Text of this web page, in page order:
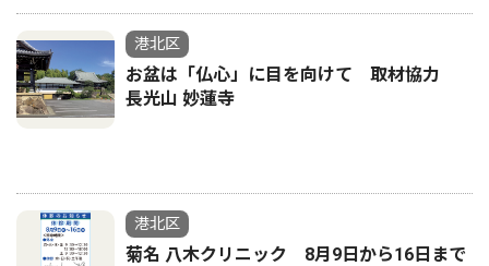
港北区
お盆は「仏心」に目を向けて 取材協力
長光山 妙蓮寺
港北区
菊名 八木クリニック 8月9日から16日まで